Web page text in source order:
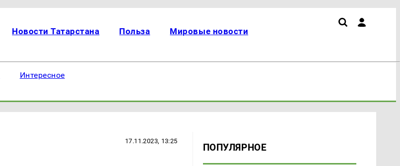
Новости Татарстана Польза Мировые новости
Интересное
17.11.2023, 13:25
ПОПУЛЯРНОЕ